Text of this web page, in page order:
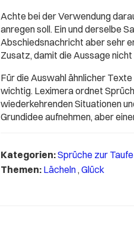
Achte bei der Verwendung
anregen soll. Ein und derselbe
Abschiedsnachricht aber sehr
Zusatz, damit die Aussage
Für die Auswahl ähnlicher
wichtig. Leximera ordnet
wiederkehrenden Situationen
Grundidee aufnehmen, aber
Kategorien:Sprüche zur Taufe
Themen: Lächeln , Glück